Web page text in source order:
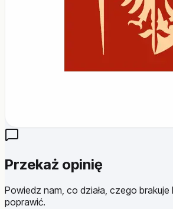
Przekaż opinię
Powiedz nam, co działa, czego
poprawić.